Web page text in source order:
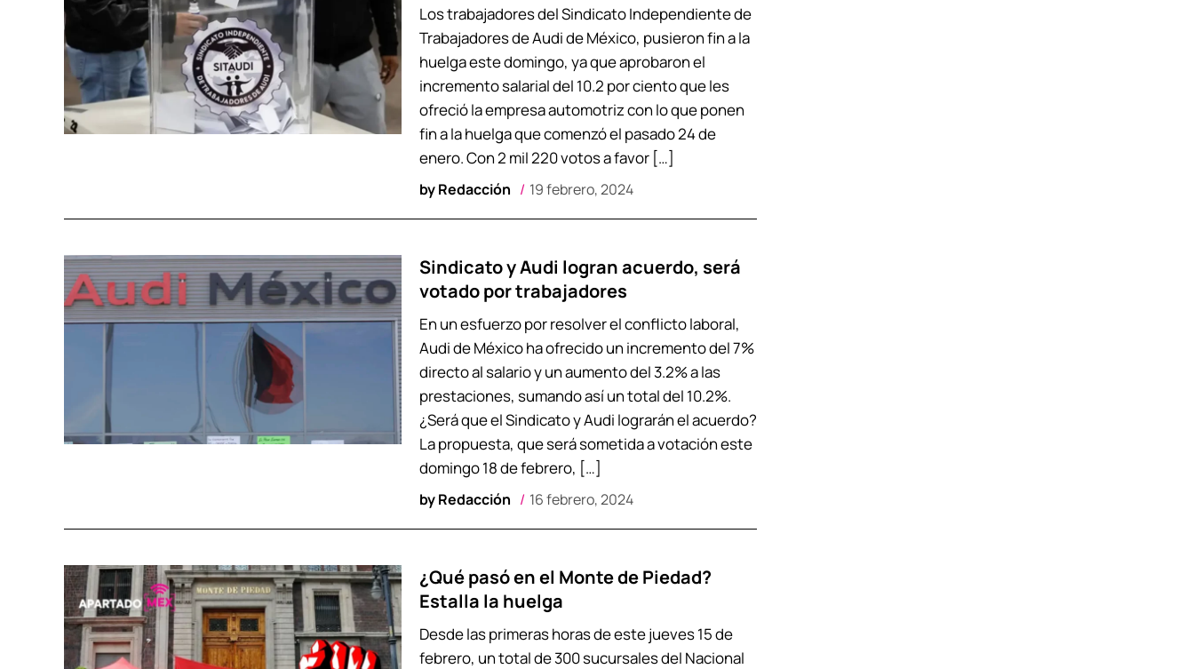
byRedacción 19 febrero, 2024
Los trabajadores del Sindicato Independiente de
Trabajadores de Audi de México, pusieron fin a la
huelga este domingo, ya que aprobaron el
incremento salarial del 10.2 por ciento que les
ofreció la empresa automotriz con lo que ponen
fin a la huelga que comenzó el pasado 24 de
enero. Con 2 mil 220 votos a favor […]
Sindicato y Audi logran acuerdo, será
votado por trabajadores
byRedacción 16 febrero, 2024
En un esfuerzo por resolver el conflicto laboral,
Audi de México ha ofrecido un incremento del 7%
directo al salario y un aumento del 3.2% a las
prestaciones, sumando así un total del 10.2%.
¿Será que el Sindicato y Audi lograrán el acuerdo?
La propuesta, que será sometida a votación este
domingo 18 de febrero, […]
¿Qué pasó en el Monte de Piedad?
Estalla la huelga
Desde las primeras horas de este jueves 15 de
febrero, un total de 300 sucursales del Nacional